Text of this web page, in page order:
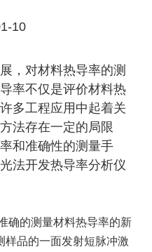
10
，对材料热导率的测
率不仅是评价材料热
多工程应用中起着关
法存在一定的局限
和准确性的测量手
法开发热导率分析仪
确的测量材料热导率的新
样品的一面发射短脉冲激